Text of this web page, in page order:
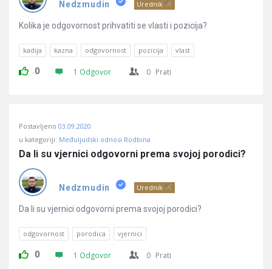
Nedzmudin Urednik
Kolika je odgovornost prihvatiti se vlasti i pozicija?
kadija kazna odgovornost pozicija vlast
0 1 Odgovor 0 Prati
Postavljeno 03.09.2020
u kategoriji: Međuljudski odnosi Rodbina
Da li su vjernici odgovorni prema svojoj porodici?
Nedzmudin Urednik
Da li su vjernici odgovorni prema svojoj porodici?
odgovornost porodica vjernici
0 1 Odgovor 0 Prati